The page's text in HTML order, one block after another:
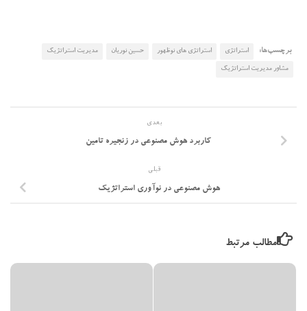
برچسب‌ها: استراتژی استراتژی های نوظهور حسین نوریان مدیریت استراتژیک
مشاور مدیریت استراتژیک
بعدی
کاربرد هوش مصنوعی در زنجیره تامین
قبلی
هوش مصنوعی در نوآوری استراتژیک
مطالب مرتبط